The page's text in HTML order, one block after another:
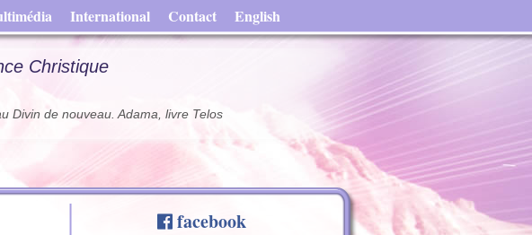
International Contact English
Christique
Divin de nouveau. Adama, livre Telos
facebook